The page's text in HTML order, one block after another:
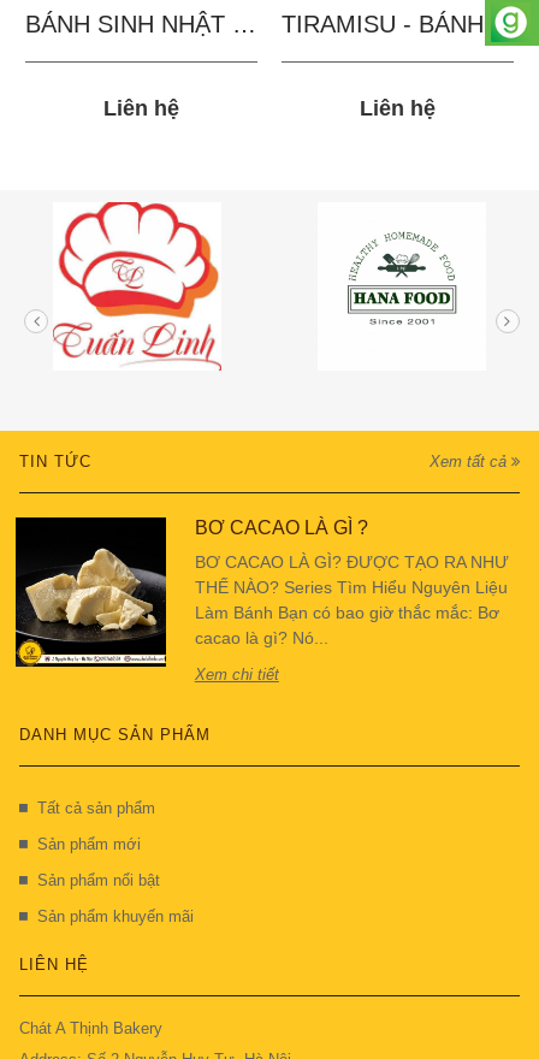
BÁNH SINH NHẬT IN...
Liên hệ
TIRAMISU - BÁNH TẶNG...
Liên hệ
TIN TỨC Xem tất cả
BƠ CACAO LÀ GÌ ?
BƠ CACAO LÀ GÌ? ĐƯỢC TẠO RA NHƯ
THẾ NÀO? Series Tìm Hiểu Nguyên Liệu
Làm Bánh Bạn có bao giờ thắc mắc: Bơ
cacao là gì? Nó...
Xem chi tiết
DANH MỤC SẢN PHẨM
Tất cả sản phẩm
Sản phẩm mới
Sản phẩm nổi bật
Sản phẩm khuyến mãi
LIÊN HỆ
Chát A Thịnh Bakery